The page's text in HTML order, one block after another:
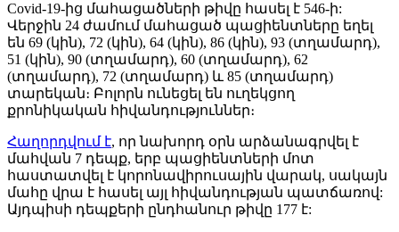
Covid-19-ից մահացածների թիվը հասել է 546-ի:
Վերջին 24 ժամում մահացած պացիենտները եղել
են 69 (կին), 72 (կին), 64 (կին), 86 (կին), 93 (տղամարդ),
51 (կին), 90 (տղամարդ), 60 (տղամարդ), 62
(տղամարդ), 72 (տղամարդ) և 85 (տղամարդ)
տարեկան։ Բոլորն ունեցել են ուղեկցող
քրոնիկական հիվանդություններ։
Հաղորդվում է, որ նախորդ օրն արձանագրվել է
մահվան 7 դեպք, երբ պացիենտների մոտ
հաստատվել է կորոնավիրուսային վարակ, սակայն
մահը վրա է հասել այլ հիվանդության պատճառով:
Այդպիսի դեպքերի ընդհանուր թիվը 177 է: